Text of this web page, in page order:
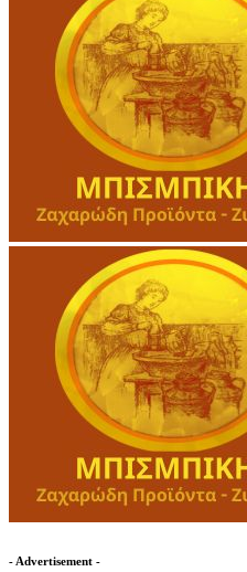
- Advertisement -